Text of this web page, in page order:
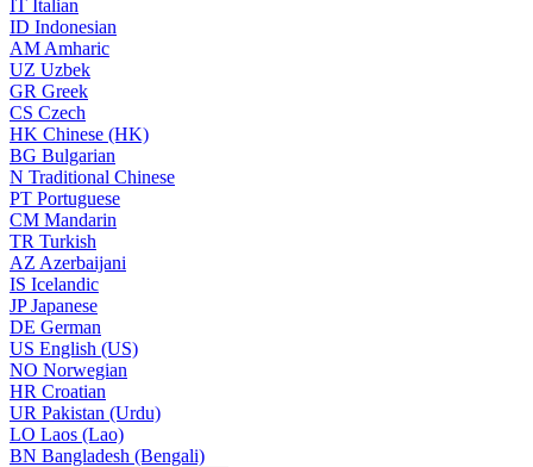
IT Italian
ID Indonesian
AM Amharic
UZ Uzbek
GR Greek
CS Czech
HK Chinese (HK)
BG Bulgarian
N Traditional Chinese
PT Portuguese
CM Mandarin
TR Turkish
AZ Azerbaijani
IS Icelandic
JPJapanese
DE German
US English (US)
NO Norwegian
HR Croatian
UR Pakistan (Urdu)
LO Laos (Lao)
BN Bangladesh (Bengali)